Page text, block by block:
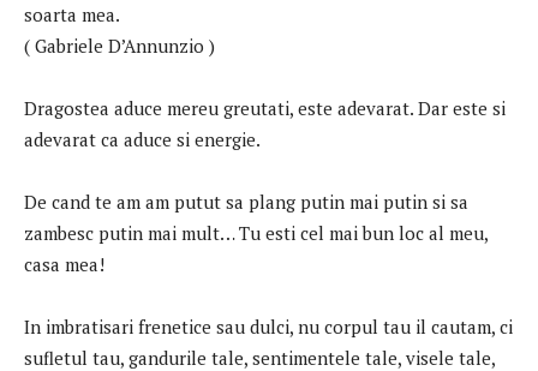
soarta mea.
( Gabriele D’Annunzio )
Dragostea aduce mereu greutati, este adevarat. Dar este si
adevarat ca aduce si energie.
De cand te am am putut sa plang putin mai putin si sa
zambesc putin mai mult… Tu esti cel mai bun loc al meu,
casa mea!
In imbratisari frenetice sau dulci, nu corpul tau il cautam, ci
sufletul tau, gandurile tale, sentimentele tale, visele tale,